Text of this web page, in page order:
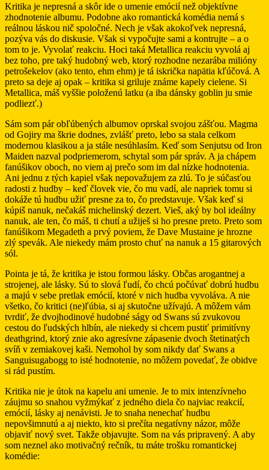
Kritika je nepresná a skôr ide o umenie emócií než objektívne
zhodnotenie albumu. Podobne ako romantická komédia nemá s
reálnou láskou nič spoločné. Nech je však akokoľvek nepresná,
pozýva vás do diskusie. Však si vypočujte sami a kontrujte – a o
tom to je. Vyvolať reakciu. Hoci taká Metallica reakciu vyvolá aj
bez toho, pre taký hudobný web, ktorý rozhodne nezarába milióny
petrošekelov (ako tento, ehm ehm) je tá iskrička napätia kľúčová. A
preto sa deje aj opak – kritika si griluje známe kapely cielene. Si
Metallica, máš vyššie položenú latku (a iba dánsky goblin ju smie
podliezť.)
Sám som pár obľúbených albumov oprskal svojou zášťou. Magma
od Gojiry ma škrie dodnes, zvlášť preto, lebo sa stala celkom
modernou klasikou a ja stále nesúhlasím. Keď som Senjutsu od Iron
Maiden nazval podpriemerom, schytal som pár správ. A ja chápem
fanúšikov oboch, no viem aj prečo som im dal nízke hodnotenia.
Ani jednu z tých kapiel však nepovažujem za zlú. To je súčasťou
radosti z hudby – keď človek vie, čo mu vadí, ale napriek tomu si
dokáže tú hudbu užiť presne za to, čo predstavuje. Však keď si
kúpiš nanuk, nečakáš michelinský dezert. Vieš, aký by bol ideálny
nanuk, ale ten, čo máš, ti chutí a užiješ si ho presne preto. Preto som
fanúšikom Megadeth a prvý poviem, že Dave Mustaine je hrozne
zlý spevák. Ale niekedy mám prosto chuť na nanuk a 15 gitarových
sól.
Pointa je tá, že kritika je istou formou lásky. Občas arogantnej a
strojenej, ale lásky. Sú to slová ľudí, čo chcú počúvať dobrú hudbu
a majú v sebe pretlak emócií, ktoré v nich hudba vyvoláva. A nie
všetko, čo kritici (ne)ľúbia, si aj skutočne užívajú. A môžem vám
tvrdiť, že dvojhodinové hudobné ságy od Swans sú zvukovou
cestou do ľudských hlbín, ale niekedy si chcem pustiť primitívny
deathgrind, ktorý znie ako agresívne zápasenie dvoch štetinatých
svíň v zemiakovej kaši. Nemohol by som nikdy dať Swans a
Sanguisugabogg to isté hodnotenie, no môžem povedať, že obidve
si rád pustím.
Kritika nie je útok na kapelu ani umenie. Je to mix intenzívneho
záujmu so snahou vyžmýkať z jedného diela čo najviac reakcií,
emócií, lásky aj nenávisti. Je to snaha nenechať hudbu
nepovšimnutú a aj niekto, kto si prečíta negatívny názor, môže
objaviť nový svet. Takže objavujte. Som na vás pripravený. A aby
som neznel ako motivačný rečník, tu máte trošku romantickej
komédie: